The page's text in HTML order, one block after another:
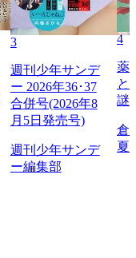
3
週刊少年サンデ
ー 2026年36･37
合併号(2026年8
月5日発売号)
週刊少年サンデ
ー編集部
4
薬
と
謎
倉
夏